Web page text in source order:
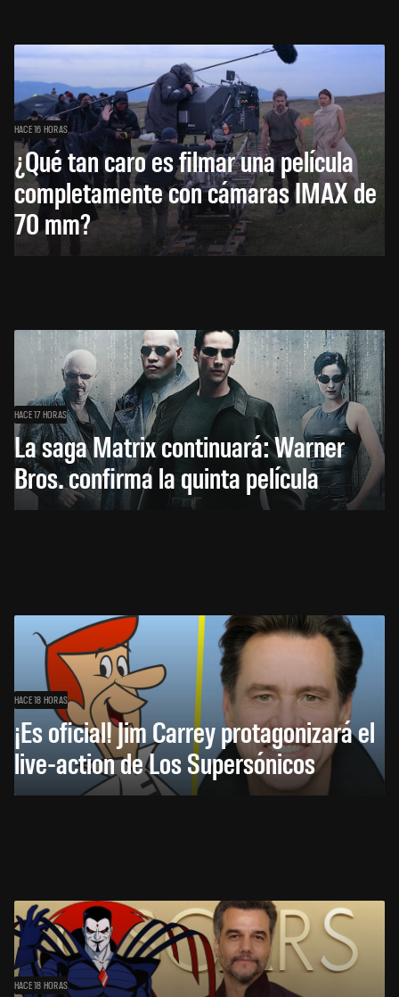
HACE 16 HORAS
¿Qué tan caro es filmar una película
completamente con cámaras IMAX de
70 mm?
HACE 17 HORAS
La saga Matrix continuará: Warner
Bros. confirma la quinta película
HACE 18 HORAS
¡Es oficial! Jim Carrey protagonizará el
live-action de Los Supersónicos
HACE 18 HORAS